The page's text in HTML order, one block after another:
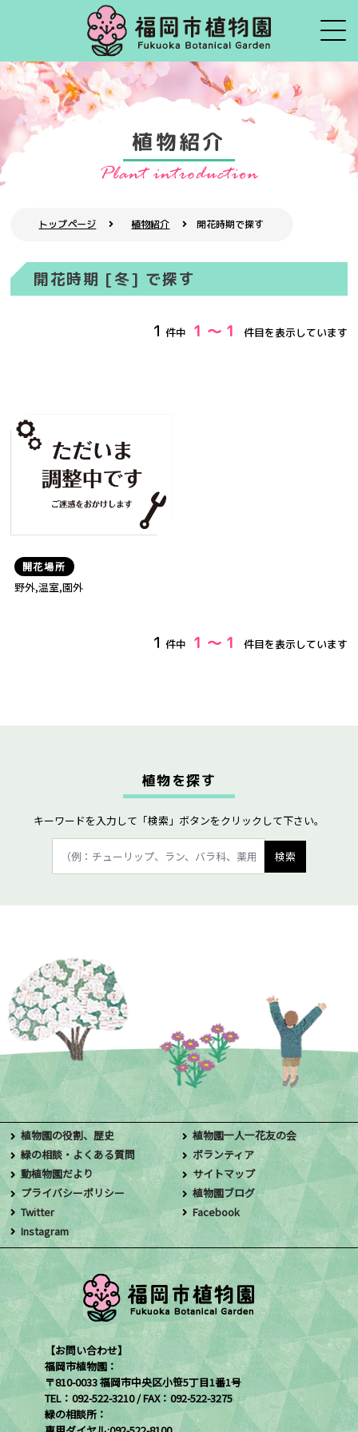
植物紹介
トップページ 植物紹介 開花時期で探す
開花時期 [冬] で探す
1 件中 1 ～ 1 件目を表示しています
開花場所
野外,温室,園外
1 件中 1 ～ 1 件目を表示しています
植物を探す
キーワードを入力して「検索」ボタンをクリックして下さい。
植物園の役割、歴史
植物園一人一花友の会
緑の相談・よくある質問
ボランティア
動植物園だより
サイトマップ
プライバシーポリシー
植物園ブログ
Twitter
Facebook
Instagram
【お問い合わせ】
福岡市植物園：
〒810-0033 福岡市中央区小笹5丁目1番1号
TEL：092-522-3210 / FAX：092-522-3275
緑の相談所：